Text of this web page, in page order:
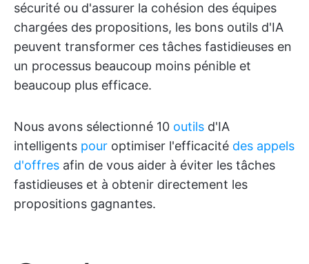
sécurité ou d'assurer la cohésion des équipes
chargées des propositions, les bons outils d'IA
peuvent transformer ces tâches fastidieuses en
un processus beaucoup moins pénible et
beaucoup plus efficace.
Nous avons sélectionné 10 outils d'IA
intelligents pour optimiser l'efficacité des appels
d'offres afin de vous aider à éviter les tâches
fastidieuses et à obtenir directement les
propositions gagnantes.